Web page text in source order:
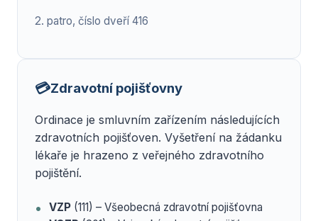
2. patro, číslo dveří 416
💳Zdravotní pojišťovny
Ordinace je smluvním zařízením následujících
zdravotních pojišťoven. Vyšetření na žádanku
lékaře je hrazeno z veřejného zdravotního
pojištění.
VZP (111) – Všeobecná zdravotní pojišťovna